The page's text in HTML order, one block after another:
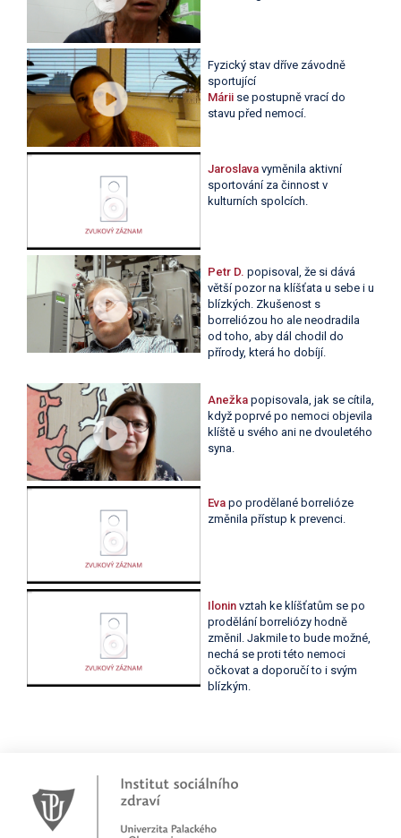
Fyzický stav dříve závodně
sportující
Márii se postupně vrací do
stavu před nemocí.
Jaroslava vyměnila aktivní
sportování za činnost v
kulturních spolcích.
Petr D. popisoval, že si dává
větší pozor na klíšťata u sebe i u
blízkých. Zkušenost s
borreliózou ho ale neodradila
od toho, aby dál chodil do
přírody, která ho dobíjí.
Anežka popisovala, jak se cítila,
když poprvé po nemoci objevila
klíště u svého ani ne dvouletého
syna.
Evapo prodělané borrelióze
změnila přístup k prevenci.
Ilonin vztah ke klíšťatům se po
prodělání borreliózy hodně
změnil. Jakmile to bude možné,
nechá se proti této nemoci
očkovat a doporučí to i svým
blízkým.